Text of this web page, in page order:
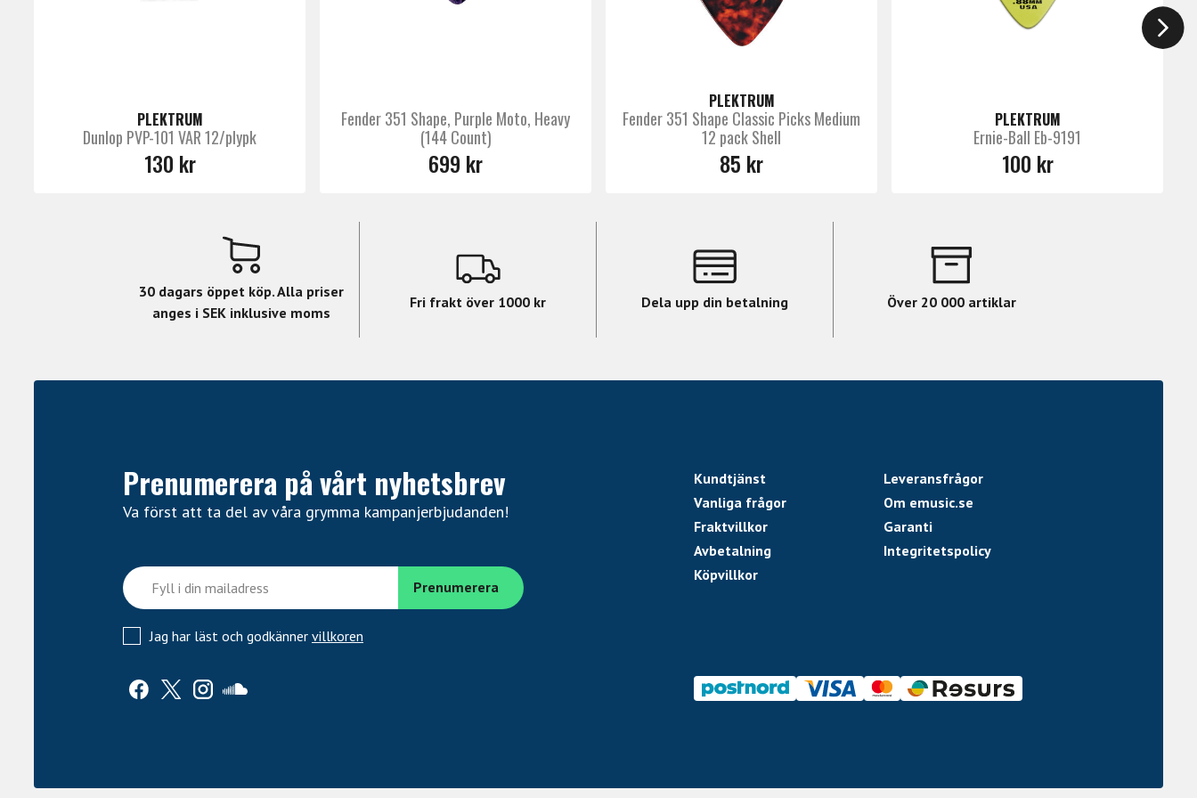
PLEKTRUM
Dunlop PVP-101 VAR 12/plypk
130 kr
Fender 351 Shape, Purple Moto, Heavy
(144 Count)
699 kr
PLEKTRUM
Fender 351 Shape Classic Picks Medium
12 pack Shell
85 kr
PLEKTRUM
Ernie-Ball Eb-9191
100 kr
30 dagars öppet köp. Alla priser
anges i SEK inklusive moms
Fri frakt över 1000 kr Dela upp din betalning Över 20 000 artiklar
Prenumerera på vårt nyhetsbrev
Va först att ta del av våra grymma kampanjerbjudanden!
Jag har läst och godkänner villkoren
Kundtjänst
Leveransfrågor
Vanliga frågor
Om emusic.se
Fraktvillkor
Garanti
Avbetalning
Integritetspolicy
Köpvillkor